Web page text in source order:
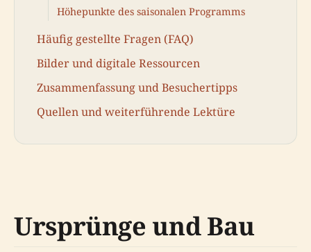
Höhepunkte des saisonalen Programms
Häufig gestellte Fragen (FAQ)
Bilder und digitale Ressourcen
Zusammenfassung und Besuchertipps
Quellen und weiterführende Lektüre
Ursprünge und Bau